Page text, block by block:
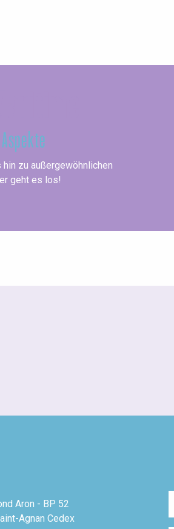
zu außergewöhnlichen
geht es los!
Aron - BP 52
Agnan Cedex